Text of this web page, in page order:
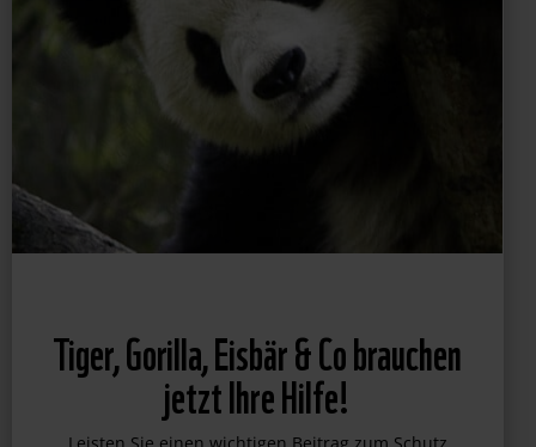
Tiger, Gorilla, Eisbär & Co brauchen
jetzt Ihre Hilfe!